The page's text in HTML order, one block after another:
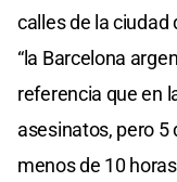
calles de la ciudad
“la Barcelona
referencia que en
asesinatos, pero 5
menos de 10